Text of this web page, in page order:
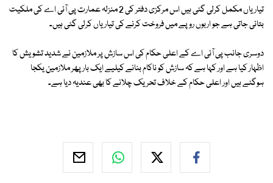
تیاریاں مکمل کرلی گئی ہیں اس مرکزی دفتر کی 2 منزلہ عمارت پی آئی اے کی ملکیت
بتائی جاتی ہے جو اربوں روپے میں فروخت کرنے کی تیاریاں کرلی گئی ہیں۔
دوسری جانب پی آئی اے کے اعلی حکام کی اس سازش پر ملازمین نے شدید تشویش کا
اظہار کیا ہے اور کہا ہے کہ سازش کو ناکام بنانے کیلیے ایک بار پھر ملازمین یکجا
ہوگئے ہیں اور اعلی حکام کے خلاف تحریک چلانے کا بھی عندیہ دیا ہے۔